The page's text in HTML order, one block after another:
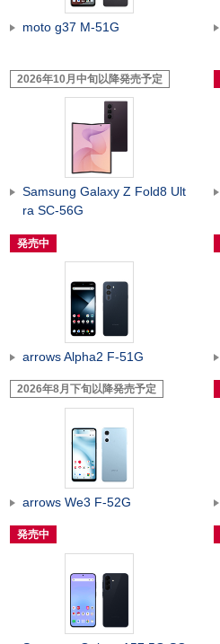
moto g37 M-51G
2026年10月中旬以降発売予定
Samsung Galaxy Z Fold8 Ult
ra SC-56G
発売中
arrows Alpha2 F-51G
2026年8月下旬以降発売予定
arrows We3 F-52G
発売中